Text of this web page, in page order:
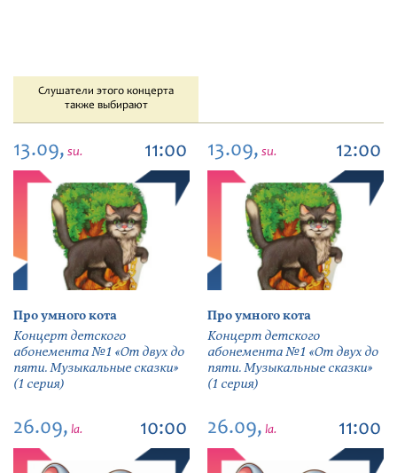
Слушатели этого концерта
также выбирают
13.09, su. 11:00
Про умного кота
Концерт детского
абонемента №1 «От двух до
пяти. Музыкальные сказки»
(1 серия)
13.09, su. 12:00
Про умного кота
Концерт детского
абонемента №1 «От двух до
пяти. Музыкальные сказки»
(1 серия)
26.09, la. 10:00 26.09, la. 11:00